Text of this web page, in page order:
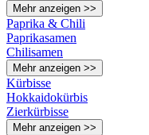
Mehr anzeigen >>
Paprika & Chili
Paprikasamen
Chilisamen
Mehr anzeigen >>
Kürbisse
Hokkaidokürbis
Zierkürbisse
Mehr anzeigen >>